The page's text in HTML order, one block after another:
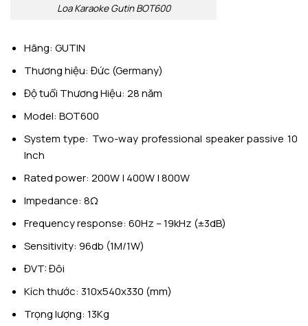
Loa Karaoke Gutin BOT600
Hãng: GUTIN
Thương hiệu: Đức (Germany)
Độ tuổi Thương Hiệu: 28 năm
Model: BOT600
System type: Two-way professional speaker passive 10
Inch
Rated power: 200W | 400W | 800W
Impedance: 8Ω
Frequency response: 60Hz – 19kHz (±3dB)
Sensitivity: 96db (1M/1W)
ĐVT: Đôi
Kích thước: 310x540x330 (mm)
Trọng lượng: 13Kg